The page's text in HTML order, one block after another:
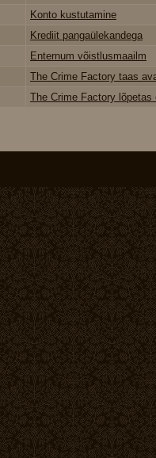
Konto kustutamine
Krediit pangaülekandega
Enternum võistlusmaailm
The Crime Factory taas
The Crime Factory